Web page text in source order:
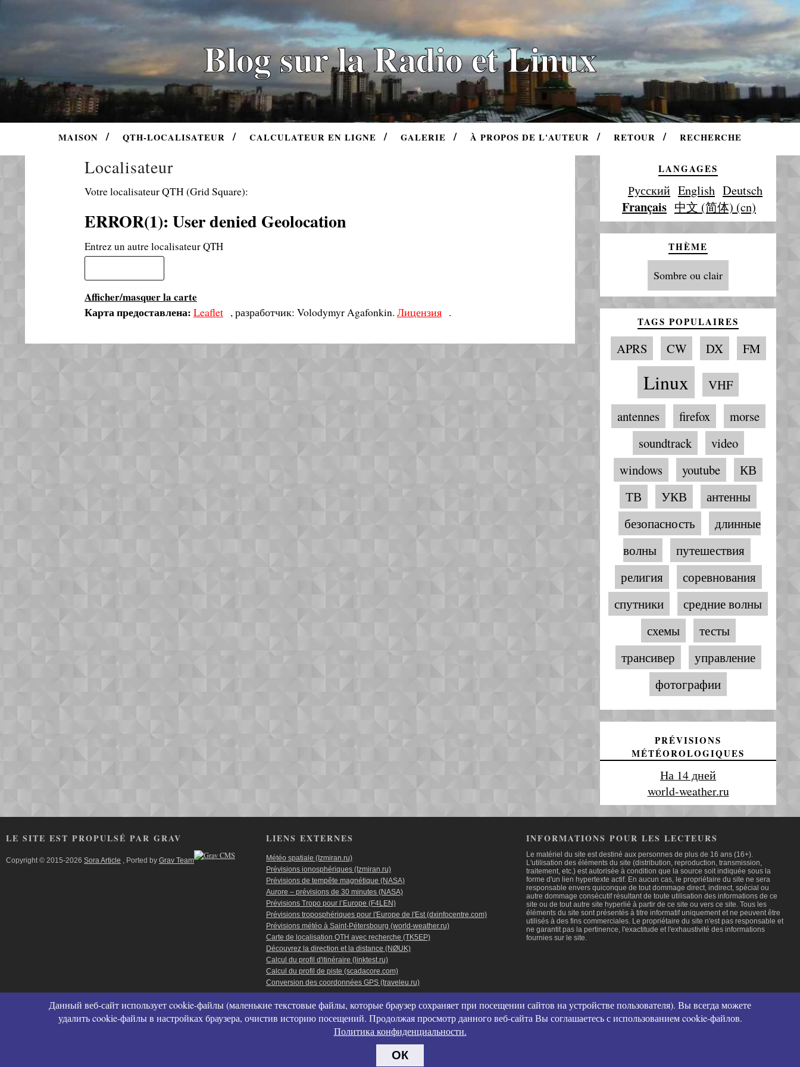
Blog sur la Radio et Linux
MAISON QTH-LOCALISATEUR CALCULATEUR EN LIGNE GALERIE À PROPOS DE L'AUTEUR RETOUR RECHERCHE
Localisateur
Votre localisateur QTH (Grid Square):
ERROR(1): User denied Geolocation
Entrez un autre localisateur QTH
Afficher/masquer la carte
Карта предоставлена: Leaflet , разработчик: Volodymyr Agafonkin. Лицензия .
LANGAGES
Русский English Deutsch
Français 中文 (简体) (cn)
THÈME
Sombre ou clair
TAGS POPULAIRES
APRS CW DX FM
Linux
VHF
antennes
firefox
morse
soundtrack
video
windows
youtube
КВ
ТВ
УКВ
антенны
безопасность
длинные
волны
путешествия
религия
соревнования
спутники
средние волны
схемы
тесты
трансивер
управление
фотографии
PRÉVISIONS
MÉTÉOROLOGIQUES
На 14 дней
world-weather.ru
LE SITE EST PROPULSÉ PAR GRAV
Copyright © 2015-2026 Sora Article , Ported by Grav Team
LIENS EXTERNES
Météo spatiale (Izmiran.ru)
Prévisions ionosphériques (Izmiran.ru)
Prévisions de tempête magnétique (NASA)
Aurore – prévisions de 30 minutes (NASA)
Prévisions Tropo pour l’Europe (F4LEN)
Prévisions troposphériques pour l'Europe de l'Est (dxinfocentre.com)
Prévisions météo à Saint-Pétersbourg (world-weather.ru)
Carte de localisation QTH avec recherche (TK5EP)
Découvrez la direction et la distance (NØUK)
Calcul du profil d'itinéraire (linktest.ru)
Calcul du profil de piste (scadacore.com)
Conversion des coordonnées GPS (traveleu.ru)
INFORMATIONS POUR LES LECTEURS
Le matériel du site est destiné aux personnes de plus de 16 ans (16+).
L'utilisation des éléments du site (distribution, reproduction, transmission,
traitement, etc.) est autorisée à condition que la source soit indiquée sous la
forme d'un lien hypertexte actif. En aucun cas, le propriétaire du site ne sera
responsable envers quiconque de tout dommage direct, indirect, spécial ou
autre dommage consécutif résultant de toute utilisation des informations de ce
site ou de tout autre site hyperlié à partir de ce site ou vers ce site. Tous les
éléments du site sont présentés à titre informatif uniquement et ne peuvent être
utilisés à des fins commerciales. Le propriétaire du site n'est pas responsable et
ne garantit pas la pertinence, l'exactitude et l'exhaustivité des informations
fournies sur le site.
Пользовательское соглашение и контакты
Политика конфиденциальности (политика в отношении обработки персональных данных)
Политика использования файлов cookies
Данный веб-сайт использует cookie-файлы (маленькие текстовые файлы, которые браузер сохраняет при посещении сайтов на устройстве пользователя). Вы всегда можете
удалить cookie-файлы в настройках браузера, очистив историю посещений. Продолжая просмотр данного веб-сайта Вы соглашаетесь с использованием cookie-файлов.
Политика конфиденциальности.
ОК